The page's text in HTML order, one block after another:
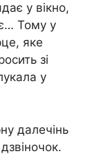
у вікно,
Тому у
яке
зі
у
далечінь